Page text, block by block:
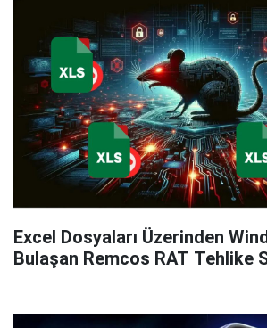
Excel Dosyaları Üzerinden
Bulaşan Remcos RAT Tehlike